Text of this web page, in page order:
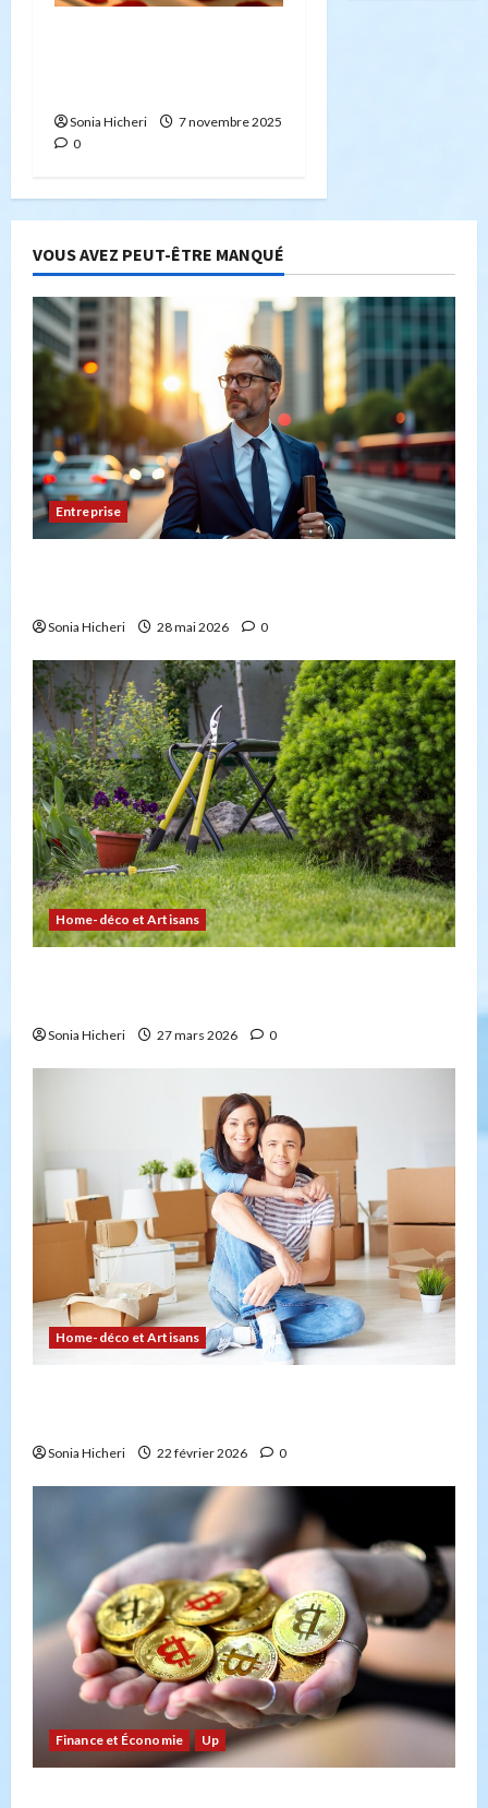
Sonia Hicheri
7 novembre 2025
0
VOUS AVEZ PEUT-ÊTRE MANQUÉ
Entreprise
Sonia Hicheri 28 mai 2026 0
Home-déco et Artisans
Sonia Hicheri 27 mars 2026 0
Home-déco et Artisans
Sonia Hicheri 22 février 2026 0
Finance et Économie Up